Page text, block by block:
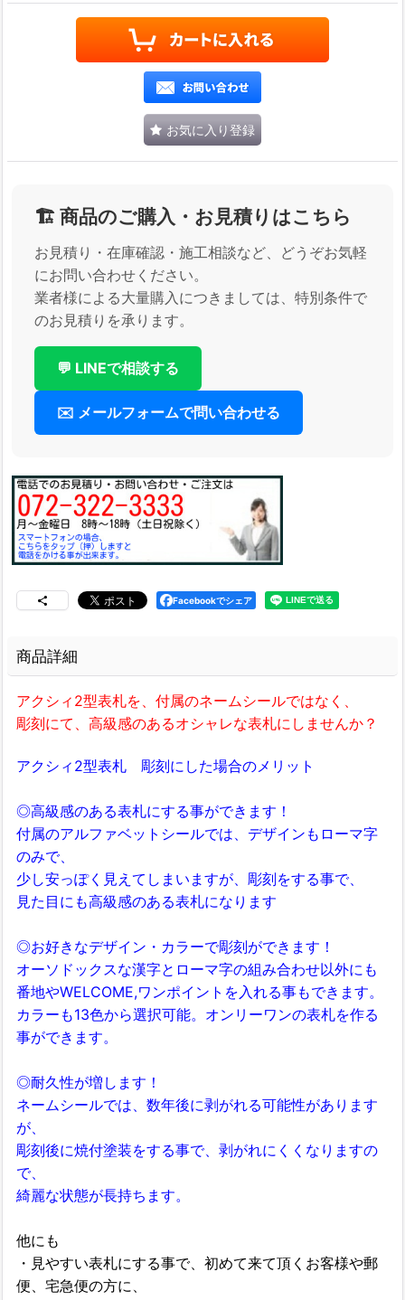
お気に入り登録
🏗️ 商品のご購入・お見積りはこちら
お見積り・在庫確認・施工相談など、どうぞお気軽
にお問い合わせください。
業者様による大量購入につきましては、特別条件で
のお見積りを承ります。
💬 LINEで相談する
✉️ メールフォームで問い合わせる
Facebookでシェア
商品詳細
アクシィ2型表札を、付属のネームシールではなく、
彫刻にて、高級感のあるオシャレな表札にしませんか？
アクシィ2型表札 彫刻にした場合のメリット
◎高級感のある表札にする事ができます！
付属のアルファベットシールでは、デザインもローマ字
のみで、
少し安っぽく見えてしまいますが、彫刻をする事で、
見た目にも高級感のある表札になります
◎お好きなデザイン・カラーで彫刻ができます！
オーソドックスな漢字とローマ字の組み合わせ以外にも
番地やWELCOME,ワンポイントを入れる事もできます。
カラーも13色から選択可能。オンリーワンの表札を作る
事ができます。
◎耐久性が増します！
ネームシールでは、数年後に剥がれる可能性があります
が、
彫刻後に焼付塗装をする事で、剥がれにくくなりますの
で、
綺麗な状態が長持ちます。
他にも
・見やすい表札にする事で、初めて来て頂くお客様や郵
便、宅急便の方に、